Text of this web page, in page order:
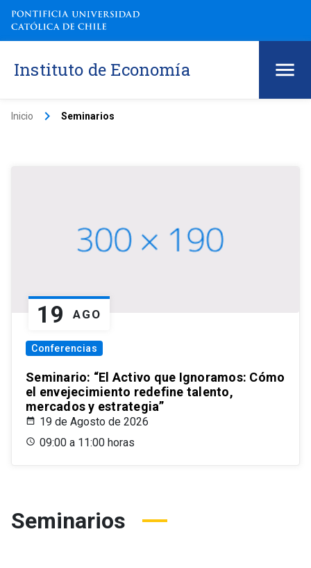
Instituto de Economía
Inicio keyboard_arrow_right Seminarios
19 AGO
Conferencias
Seminario: “El Activo que Ignoramos: Cómo
el envejecimiento redefine talento,
mercados y estrategia”
19 de Agosto de 2026
09:00 a 11:00 horas
Seminarios